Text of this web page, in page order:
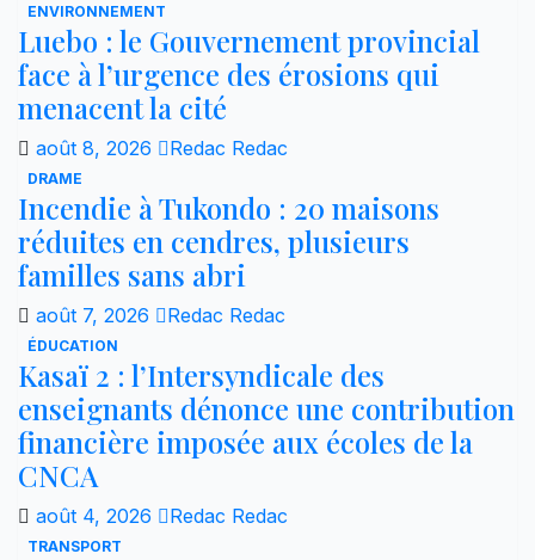
publications
ENVIRONNEMENT
Luebo : le Gouvernement provincial
face à l’urgence des érosions qui
menacent la cité
août 8, 2026 Redac Redac
DRAME
Incendie à Tukondo : 20 maisons
réduites en cendres, plusieurs
familles sans abri
août 7, 2026 Redac Redac
ÉDUCATION
Kasaï 2 : l’Intersyndicale des
enseignants dénonce une contribution
financière imposée aux écoles de la
CNCA
août 4, 2026 Redac Redac
TRANSPORT